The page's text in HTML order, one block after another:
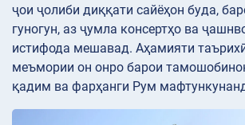
ҷои ҷолиби диққати сайёҳон буда,
гуногун, аз ҷумла консертҳо ва
истифода мешавад. Аҳамияти
меъмории он онро барои
қадим ва фарҳанги Рум